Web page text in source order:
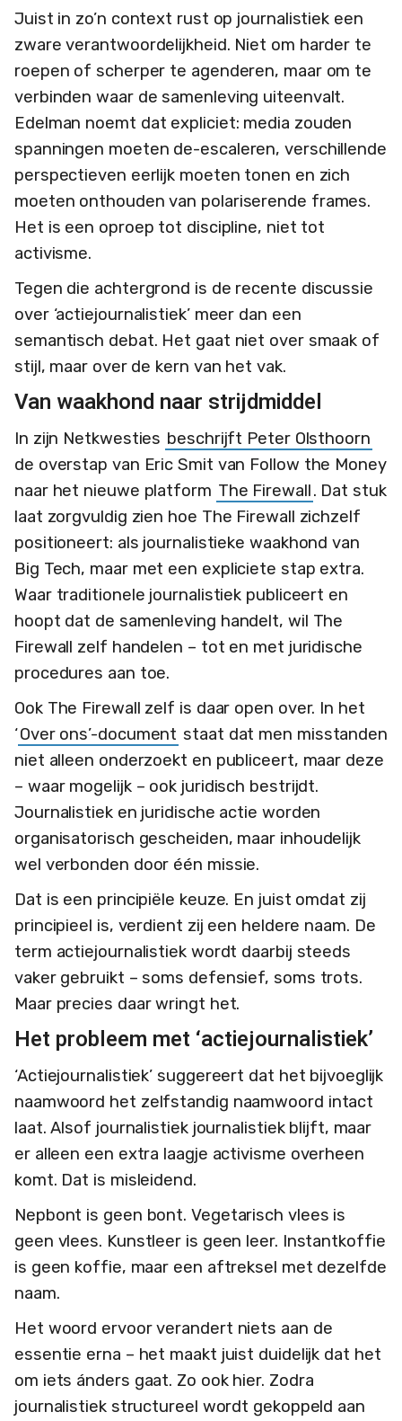
Juist in zo’n context rust op journalistiek een
zware verantwoordelijkheid. Niet om harder te
roepen of scherper te agenderen, maar om te
verbinden waar de samenleving uiteenvalt.
Edelman noemt dat expliciet: media zouden
spanningen moeten de-escaleren, verschillende
perspectieven eerlijk moeten tonen en zich
moeten onthouden van polariserende frames.
Het is een oproep tot discipline, niet tot
activisme.
Tegen die achtergrond is de recente discussie
over ‘actiejournalistiek’ meer dan een
semantisch debat. Het gaat niet over smaak of
stijl, maar over de kern van het vak.
Van waakhond naar strijdmiddel
In zijn Netkwesties beschrijft Peter Olsthoorn
de overstap van Eric Smit van Follow the Money
naar het nieuwe platform The Firewall. Dat stuk
laat zorgvuldig zien hoe The Firewall zichzelf
positioneert: als journalistieke waakhond van
Big Tech, maar met een expliciete stap extra.
Waar traditionele journalistiek publiceert en
hoopt dat de samenleving handelt, wil The
Firewall zelf handelen – tot en met juridische
procedures aan toe.
Ook The Firewall zelf is daar open over. In het
‘Over ons’-document staat dat men misstanden
niet alleen onderzoekt en publiceert, maar deze
– waar mogelijk – ook juridisch bestrijdt.
Journalistiek en juridische actie worden
organisatorisch gescheiden, maar inhoudelijk
wel verbonden door één missie.
Dat is een principiële keuze. En juist omdat zij
principieel is, verdient zij een heldere naam. De
term actiejournalistiek wordt daarbij steeds
vaker gebruikt – soms defensief, soms trots.
Maar precies daar wringt het.
Het probleem met ‘actiejournalistiek’
‘Actiejournalistiek’ suggereert dat het bijvoeglijk
naamwoord het zelfstandig naamwoord intact
laat. Alsof journalistiek journalistiek blijft, maar
er alleen een extra laagje activisme overheen
komt. Dat is misleidend.
Nepbont is geen bont. Vegetarisch vlees is
geen vlees. Kunstleer is geen leer. Instantkoffie
is geen koffie, maar een aftreksel met dezelfde
naam.
Het woord ervoor verandert niets aan de
essentie erna – het maakt juist duidelijk dat het
om iets ánders gaat. Zo ook hier. Zodra
journalistiek structureel wordt gekoppeld aan